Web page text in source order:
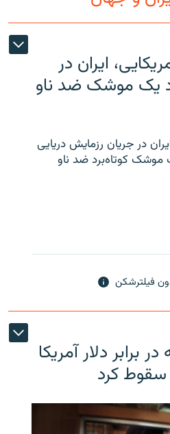
ایران در
یک موشک ضد ناو
در جریان رزمایش دریایی
کوتاه‌برد ضد ناو
فیلترشکن
برابر دلار آمریکا